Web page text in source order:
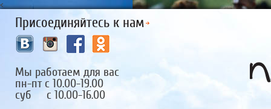
<
Присоединяйтесь к нам
Мы работаем для вас
пн-пт с 10.00-19.00
суб с 10.00-16.00